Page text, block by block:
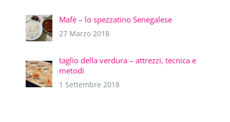
Mafè – lo spezzatino Senegalese
27 Marzo 2018
taglio della verdura – attrezzi, tecnica e
metodi
1 Settembre 2018